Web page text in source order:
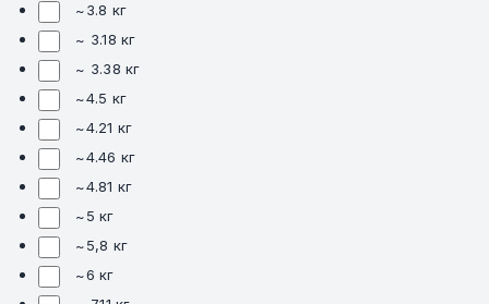
~3.8 кг
~ 3.18 кг
~ 3.38 кг
~4.5 кг
~4.21 кг
~4.46 кг
~4.81 кг
~5 кг
~5,8 кг
~6 кг